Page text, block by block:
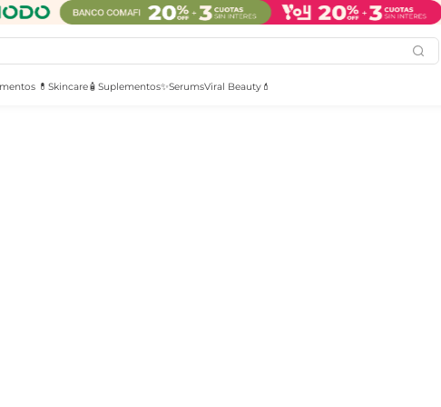
💊 Skincare🧴 Suplementos✨SerumsViral Beauty💄